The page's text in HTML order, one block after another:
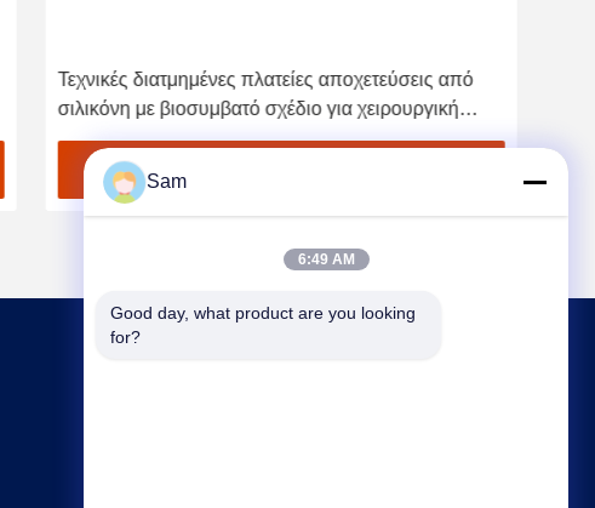
Τεχνικές διατμημένες πλατείες αποχετεύσεις από
σιλικόνη με βιοσυμβατό σχέδιο για χειρουργική
αποχέτευση
Βρείτε την καλύτερη τιμή
Sam
6:49 AM
Good day, what product are you looking
for?